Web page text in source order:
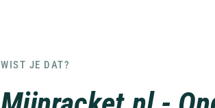
WIST JE DAT?